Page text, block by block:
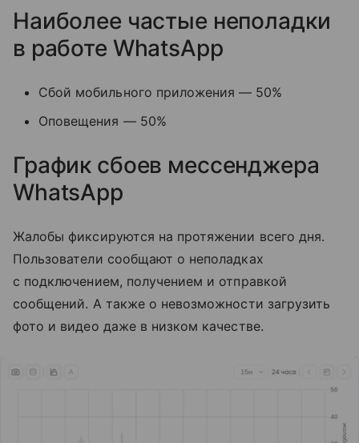
Наиболее частые неполадки
в работе WhatsApp
Сбой мобильного приложения — 50%
Оповещения — 50%
График сбоев мессенджера
WhatsApp
Жалобы фиксируются на протяжении всего дня.
Пользователи сообщают о неполадках
с подключением, получением и отправкой
сообщений. А также о невозможности загрузить
фото и видео даже в низком качестве.